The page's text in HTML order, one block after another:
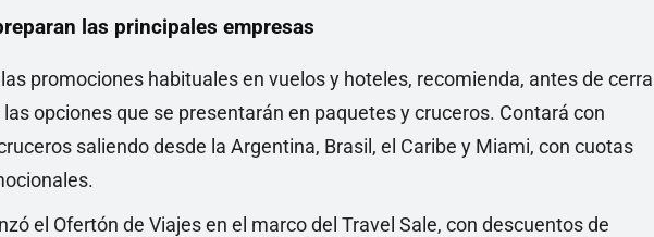
las principales empresas
promociones habituales en vuelos y hoteles, recomienda, antes de
opciones que se presentarán en paquetes y cruceros. Contará con
saliendo desde la Argentina, Brasil, el Caribe y Miami, con cuotas
el Ofertón de Viajes en el marco del Travel Sale, con descuentos de